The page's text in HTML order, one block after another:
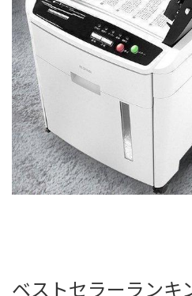
ベストセラーランキ